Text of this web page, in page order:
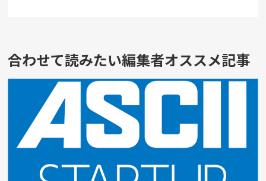
合わせて読みたい編集者オススメ記事